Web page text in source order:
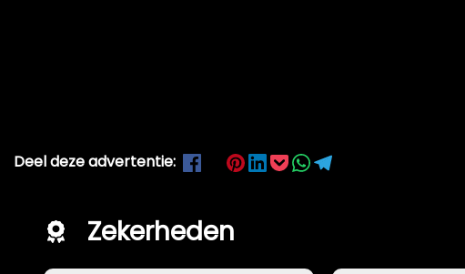
Deel deze advertentie:
Zekerheden